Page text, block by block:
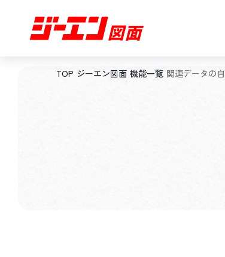
TOP ジーエン図面 機能一覧 関連データの